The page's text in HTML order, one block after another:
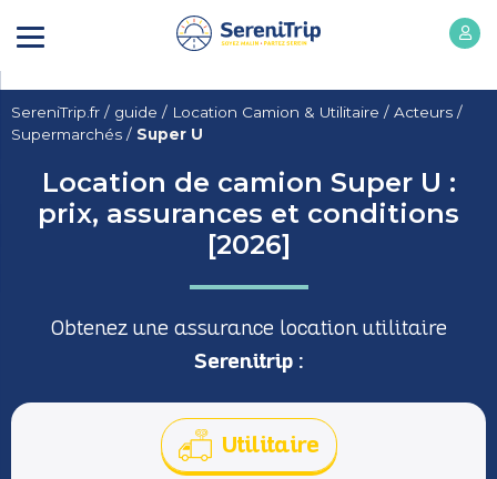
SereniTrip.fr / guide / Location Camion & Utilitaire / Acteurs /
Supermarchés / Super U
Location de camion Super U :
prix, assurances et conditions
[2026]
Obtenez une assurance location utilitaire
Serenitrip :
Utilitaire